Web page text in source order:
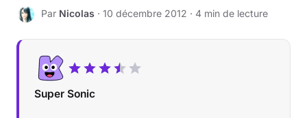
N Par Nicolas · 10 décembre 2012 · 4 min de lecture
Super Sonic